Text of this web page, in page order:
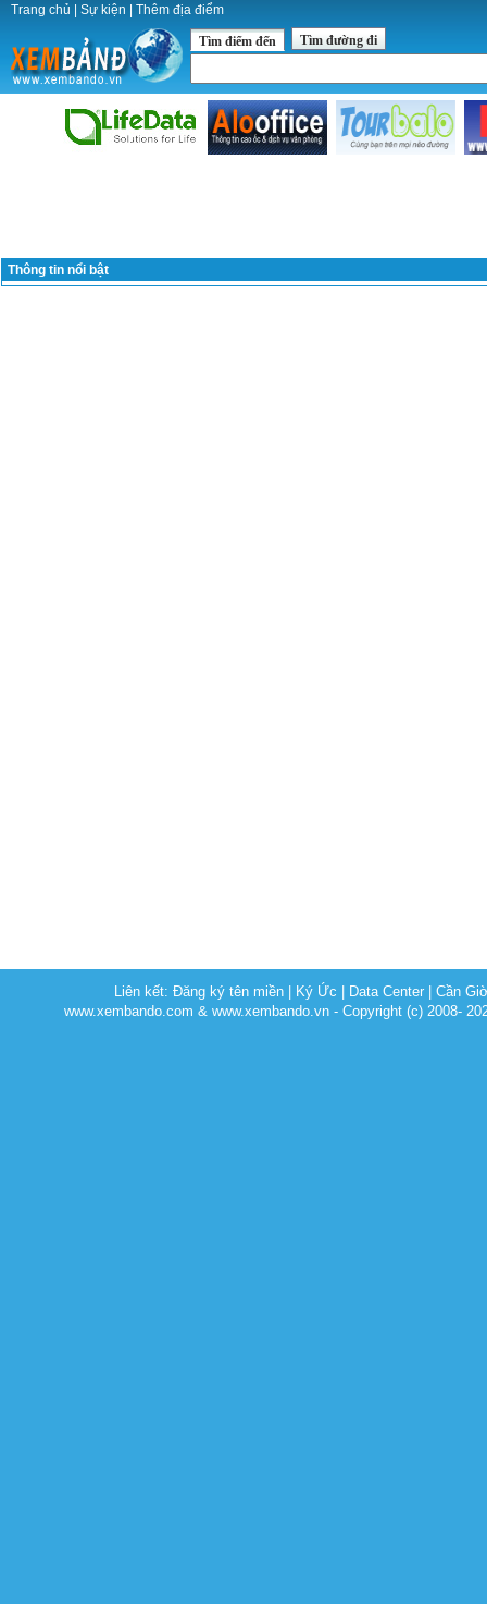
Trang chủ Sự kiện Thêm địa điểm
Tìm điểm đến Tìm đường đi
Thông tin nổi bật
Liên kết:Đăng ký tên miền Ký Ức Data Center |Cần
www.xembando.com & www.xembando.vn - Copyright (c) 2008-